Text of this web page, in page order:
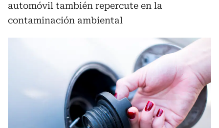
automóvil también repercute en la
contaminación ambiental